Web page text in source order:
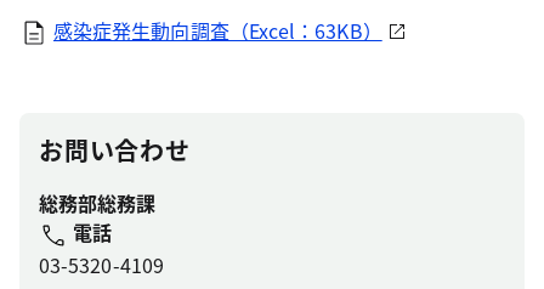
感染症発生動向調査（Excel：63KB）
お問い合わせ
総務部総務課
電話
03-5320-4109